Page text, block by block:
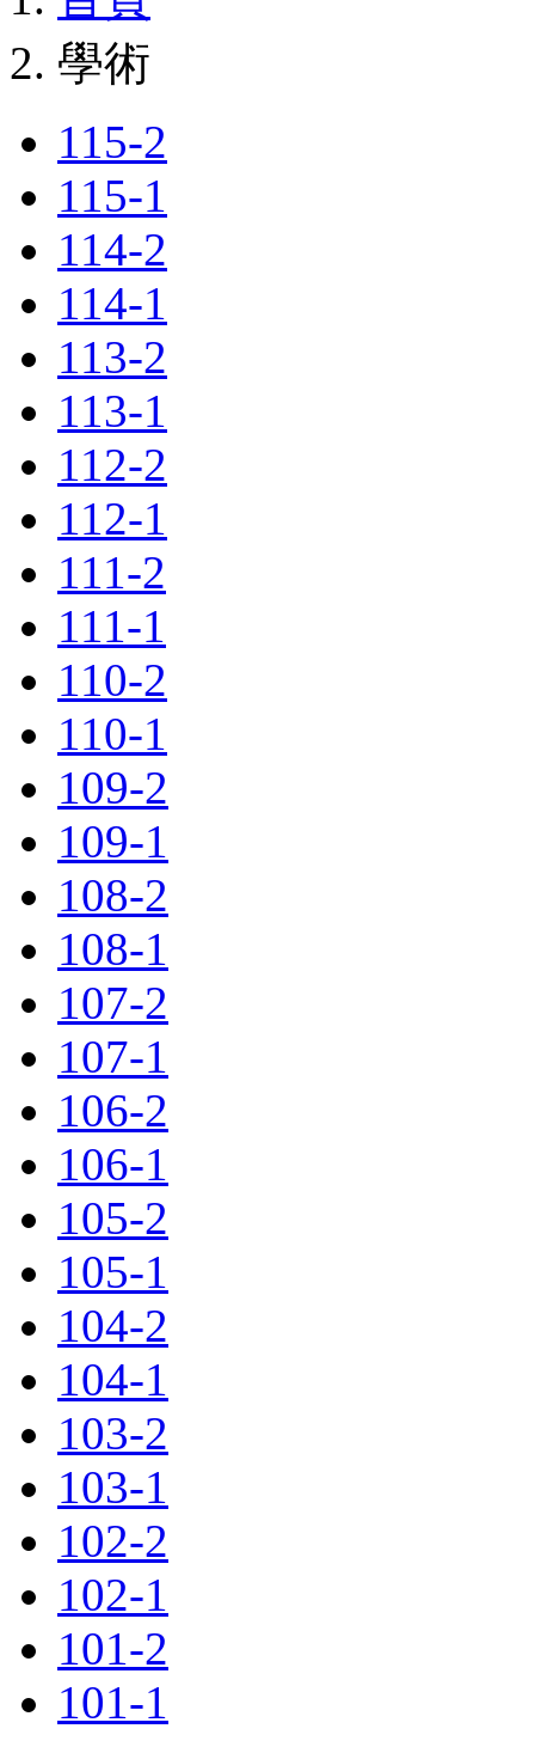
學術
115-2
115-1
114-2
114-1
113-2
113-1
112-2
112-1
111-2
111-1
110-2
110-1
109-2
109-1
108-2
108-1
107-2
107-1
106-2
106-1
105-2
105-1
104-2
104-1
103-2
103-1
102-2
102-1
101-2
101-1